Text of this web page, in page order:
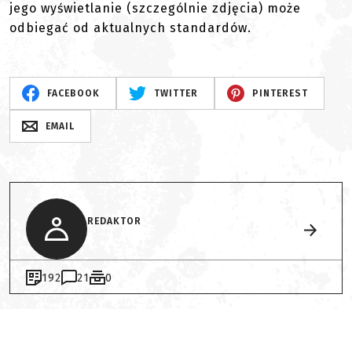
jego wyświetlanie (szczególnie zdjęcia) może
odbiegać od aktualnych standardów.
FACEBOOK TWITTER PINTEREST
EMAIL
REDAKTOR
192 21 0